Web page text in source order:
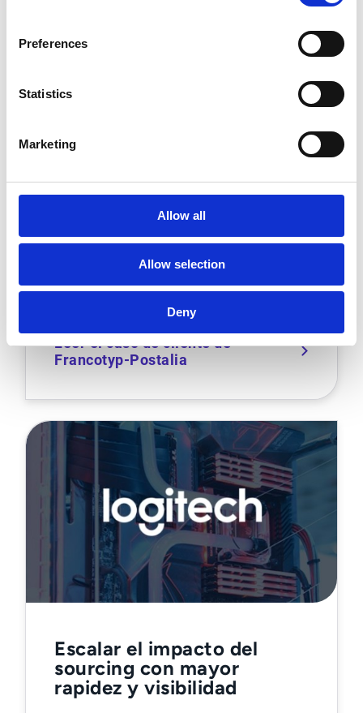
Preferences
Statistics
Marketing
Allow all
Allow selection
Deny
pagar en un entorno multi-
ERP complejo
Descubra cómo Francotyp-Postalia
estandarizó el procesamiento de
clara entre entidades con Esker
Cuentas por pagar.
Leer el caso de cliente de
Francotyp-Postalia
Escalar el impacto del
sourcing con mayor
rapidez y visibilidad